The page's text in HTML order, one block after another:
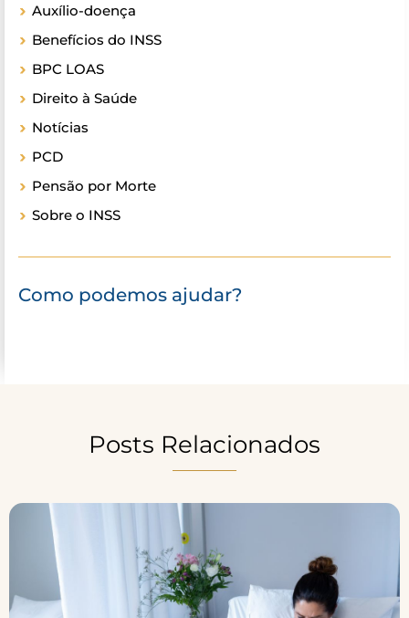
Auxílio-doença
Benefícios do INSS
BPC LOAS
Direito à Saúde
Notícias
PCD
Pensão por Morte
Sobre o INSS
Como podemos ajudar?
Posts Relacionados